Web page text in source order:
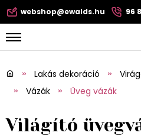
webshop@ewalds.hu 96
Lakás dekoráció
Vázák
Üveg vázák
Világító